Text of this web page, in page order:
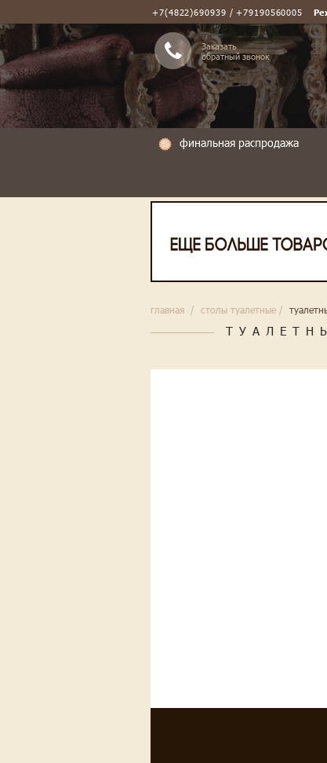
+7(4822)690939 / +79190560005
Заказать
обратный звонок
финальная распродажа
главная / столы туалетные /